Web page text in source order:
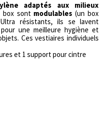
adaptés aux milieux
box sont modulables (un box
résistants, ils se lavent
une meilleure hygiène et
Ces vestiaires individuels
et 1 support pour cintre